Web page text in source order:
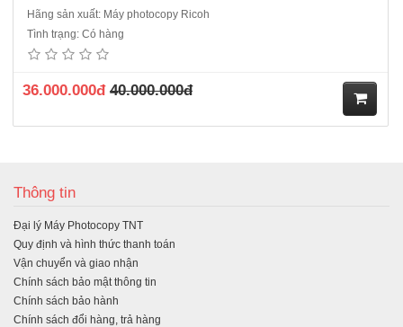
Hãng sản xuất: Máy photocopy Ricoh
Tình trạng: Có hàng
36.000.000đ 40.000.000đ
Thông tin
Đại lý Máy Photocopy TNT
Quy định và hình thức thanh toán
Vận chuyển và giao nhận
Chính sách bảo mật thông tin
Chính sách bảo hành
Chính sách đổi hàng, trả hàng